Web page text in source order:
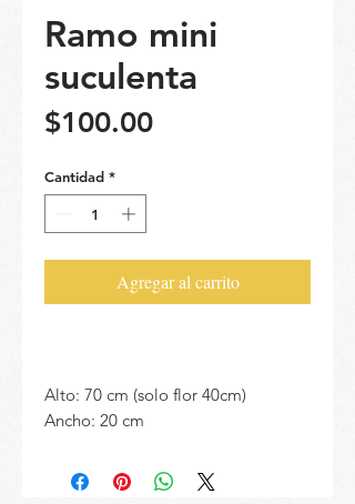
Ramo mini
suculenta
$100.00Precio
Cantidad *
Agregar al carrito
Alto: 70 cm (solo flor 40cm)
Ancho: 20 cm